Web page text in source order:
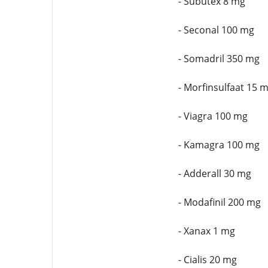
- Seconal 100 mg
- Somadril 350 mg
- Morfinsulfaat 15
- Viagra 100 mg
- Kamagra 100 mg
- Adderall 30 mg
- Modafinil 200 mg
- Xanax 1 mg
- Cialis 20 mg